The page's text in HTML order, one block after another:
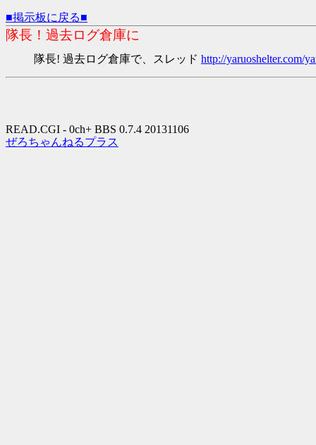
■掲示板に戻る■
隊長！過去ログ倉庫に
隊長! 過去ログ倉庫で、スレッド http://yaruoshelter.com/
READ.CGI - 0ch+ BBS 0.7.4 20131106
ぜろちゃんねるプラス